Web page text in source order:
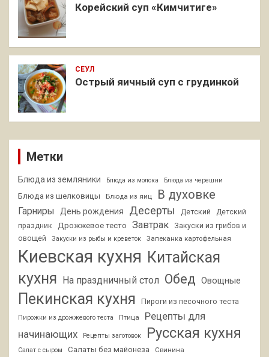
Корейский суп «Кимчитиге»
СЕУЛ
Острый яичный суп с грудинкой
Метки
Блюда из земляники Блюда из молока Блюда из черешни
Блюда из шелковицы Блюда из яиц В духовке
Гарниры День рождения Десерты Детский
Детский
праздник
Дрожжевое тесто Завтрак
Закуски из грибов и
овощей
Закуски из рыбы и креветок Запеканка картофельная
Киевская кухня Китайская
кухня
На праздничный стол Обед Овощные
Пекинская кухня Пироги из песочного теста
Пирожки из дрожжевого теста Птица
Рецепты для
начинающих
Рецепты заготовок Русская кухня
Салат с сыром Салаты без майонеза Свинина